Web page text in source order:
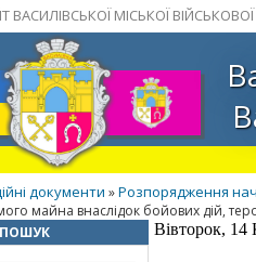
ВАСИЛІВСЬКОЇ МІСЬКОЇ ВІЙСЬКОВОЇ
документи »Розпорядження
майна внаслідок бойових дій,
ПОШУК
Вівторок, 14